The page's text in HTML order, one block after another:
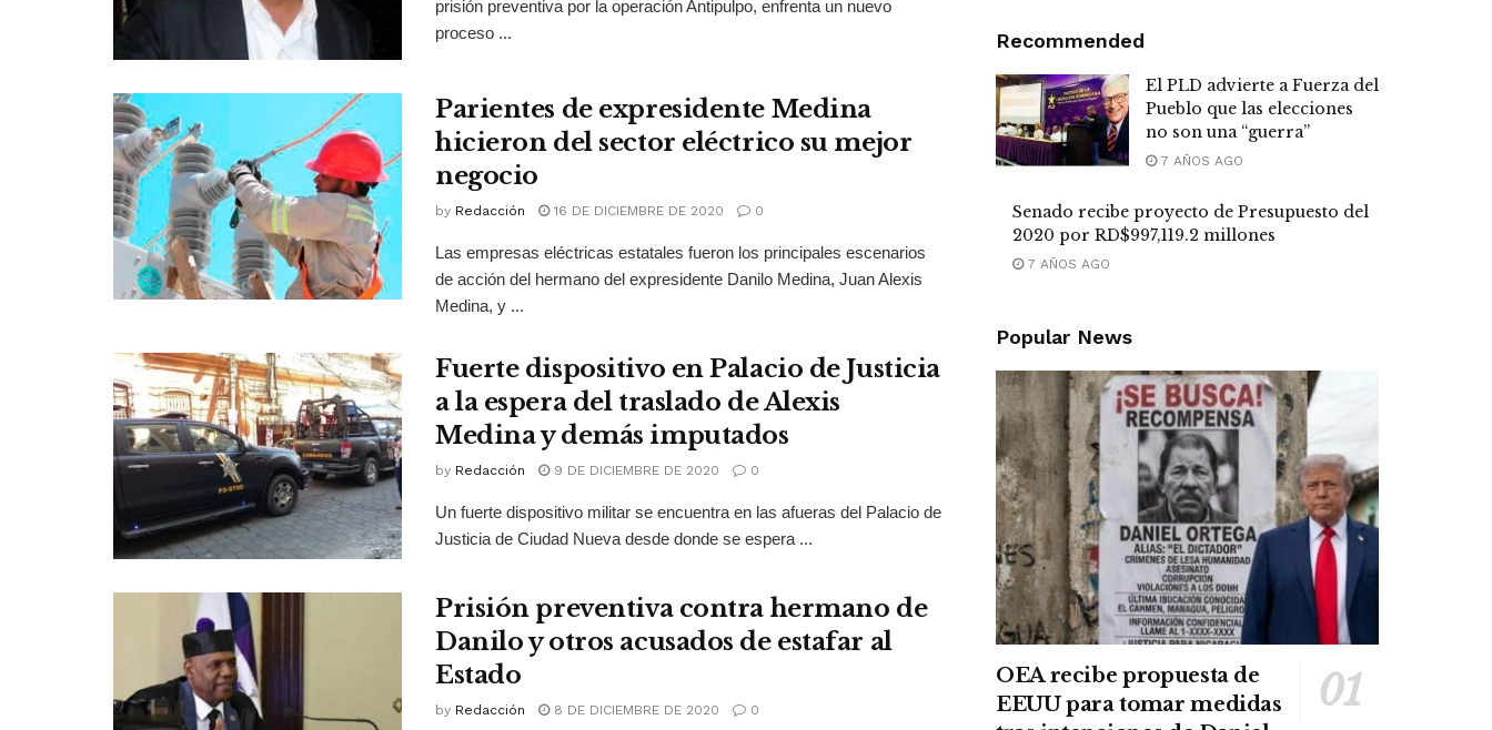
prisión preventiva por la operación Antipulpo, enfrenta un nuevo
proceso ...
Parientes de expresidente Medina
hicieron del sector eléctrico su mejor
negocio
by Redacción 16 DE DICIEMBRE DE 2020 0
Las empresas eléctricas estatales fueron los principales escenarios
de acción del hermano del expresidente Danilo Medina, Juan Alexis
Medina, y ...
Fuerte dispositivo en Palacio de Justicia
a la espera del traslado de Alexis
Medina y demás imputados
by Redacción 9 DE DICIEMBRE DE 2020 0
Un fuerte dispositivo militar se encuentra en las afueras del Palacio de
Justicia de Ciudad Nueva desde donde se espera ...
Prisión preventiva contra hermano de
Danilo y otros acusados de estafar al
Estado
by Redacción 8 DE DICIEMBRE DE 2020 0
Recommended
El PLD advierte a Fuerza del
Pueblo que las elecciones
no son una “guerra”
7 AÑOS AGO
Senado recibe proyecto de Presupuesto del
2020 por RD$997,119.2 millones
7 AÑOS AGO
Popular News
OEA recibe propuesta de
EEUU para tomar medidas